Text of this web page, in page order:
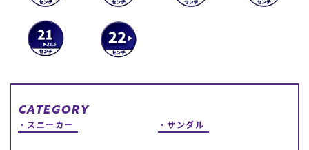
スノーTOP
スケートTOP
CONTENTS
CATEGORY
スニーカー
サンダル